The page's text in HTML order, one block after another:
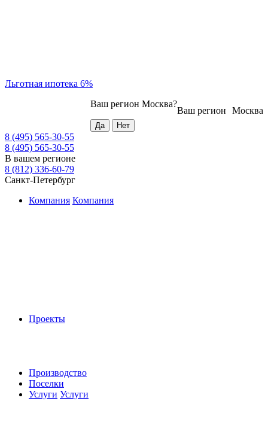
Льготная ипотека 6%
Москва
Ваш регион
Ваш регион Москва?
8 (495) 565-30-55
8 (495) 565-30-55
В вашем регионе
8 (812) 336-60-79
Санкт-Петербург
Компания Компания
Проекты
Производство
Поселки
Услуги Услуги